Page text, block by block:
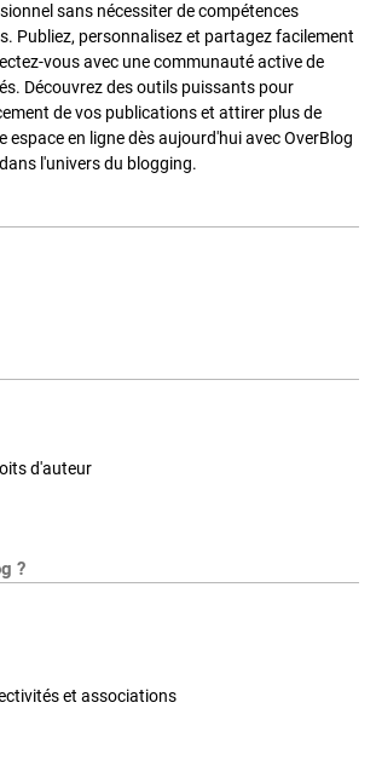
sans nécessiter de compétences
Publiez, personnalisez et partagez facilement
vous avec une communauté active de
Découvrez des outils puissants pour
de vos publications et attirer plus de
espace en ligne dès aujourd'hui avec OverBlog
l'univers du blogging.
d'auteur
?
et associations